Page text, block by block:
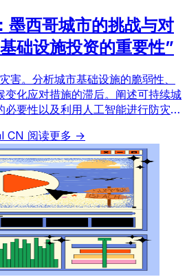
墨西哥城市的挑战与对
础设施投资的重要性”
害。分析城市基础设施的脆弱性、
变化应对措施的滞后。阐述可持续城
要性以及利用人工智能进行防灾措
CN 阅读更多 →